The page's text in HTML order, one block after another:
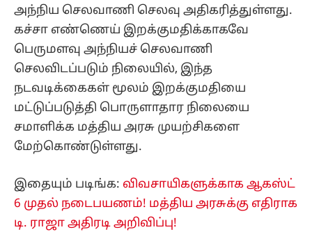
அந்நிய செலவாணி செலவு அதிகரித்துள்ளது.
கச்சா எண்ணெய் இறக்குமதிக்காகவே
பெருமளவு அந்நியச் செலவாணி
செலவிடப்படும் நிலையில், இந்த
நடவடிக்கைகள் மூலம் இறக்குமதியை
மட்டுப்படுத்தி பொருளாதார நிலையை
சமாளிக்க மத்திய அரசு முயற்சிகளை
மேற்கொண்டுள்ளது.
இதையும் படிங்க: விவசாயிகளுக்காக ஆகஸ்ட்
6 முதல் நடைபயணம்! மத்திய அரசுக்கு எதிராக
டி. ராஜா அதிரடி அறிவிப்பு!